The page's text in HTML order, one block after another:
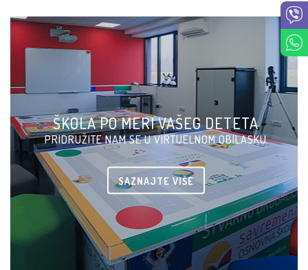
ŠKOLA PO MERI VAŠEG DETETA
PRIDRUŽITE NAM SE U VIRTUELNOM OBILASKU
SAZNAJTE VIŠE